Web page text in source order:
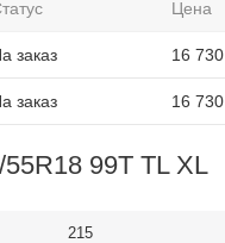
Цена
заказ 16 730
заказ 16 730
99T TL XL
215